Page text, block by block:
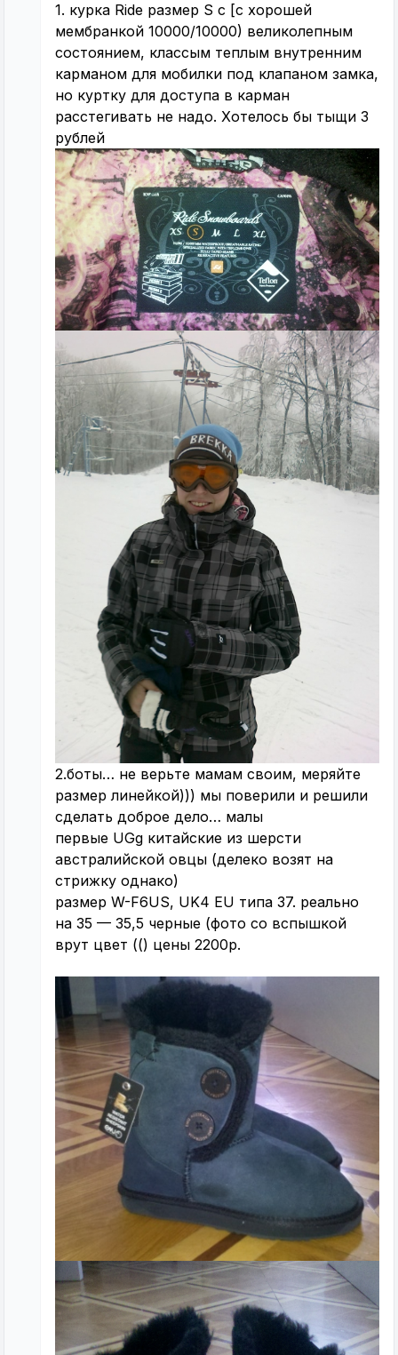
1. курка Ride размер S c [с хорошей
мембранкой 10000/10000) великолепным
состоянием, классым теплым внутренним
карманом для мобилки под клапаном замка,
но куртку для доступа в карман
расстегивать не надо. Хотелось бы тыщи 3
рублей
2.боты… не верьте мамам своим, меряйте
размер линейкой))) мы поверили и решили
сделать доброе дело… малы
первые UGg китайские из шерсти
австралийской овцы (делеко возят на
стрижку однако)
размер W-F6US, UK4 EU типа 37. реально
на 35 — 35,5 черные (фото со вспышкой
врут цвет (() цены 2200р.